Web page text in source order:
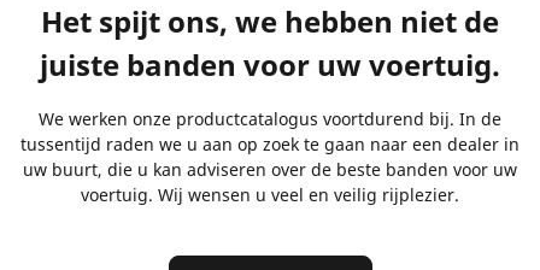
Het spijt ons, we hebben niet de
juiste banden voor uw voertuig.
We werken onze productcatalogus voortdurend bij. In de
tussentijd raden we u aan op zoek te gaan naar een dealer in
uw buurt, die u kan adviseren over de beste banden voor uw
voertuig. Wij wensen u veel en veilig rijplezier.